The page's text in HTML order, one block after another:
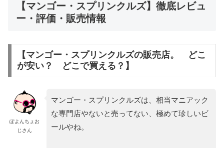
【マンゴー・スプリンクルズ】徹底レビュ
ー・評価・販売情報
【マンゴー・スプリンクルズの販売店。 どこ
が安い？ どこで買える？】
ぽよんちょお
じさん
マンゴー・スプリンクルズは、相当マニアック
な専門店やないと売ってない、極めて珍しいビ
ールやね。